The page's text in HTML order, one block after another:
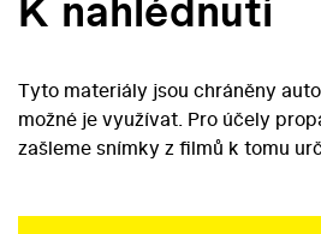
Tyto materiály jsou chráněny
možné je využívat. Pro účely
zašleme snímky z filmů k tomu